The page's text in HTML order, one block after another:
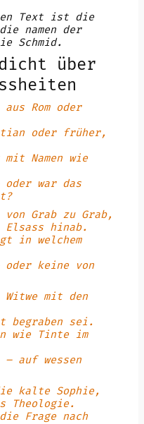
Text ist die
namen der
Schmid.
über
Rom oder
oder früher,
Namen wie
war das
von Grab zu Grab,
hinab.
in welchem
keine von
mit den
begraben sei.
wie Tinte im
auf wessen
kalte Sophie,
Theologie.
Frage nach